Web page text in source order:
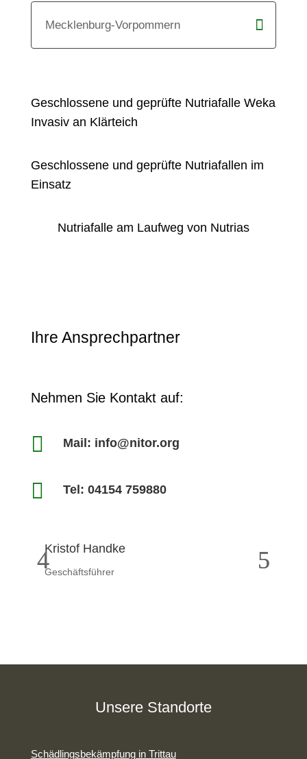
Mecklenburg-Vorpommern
Geschlossene und geprüfte Nutriafalle Weka
Invasiv an Klärteich
Geschlossene und geprüfte Nutriafallen im
Einsatz
Nutriafalle am Laufweg von Nutrias
Ihre Ansprechpartner
Nehmen Sie Kontakt auf:
 Mail: info@nitor.org
 Tel: 04154 759880
Kristof Handke
Geschäftsführer
Unsere Standorte
Schädlingsbekämpfung in Trittau